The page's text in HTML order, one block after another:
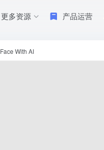
更多资源 产品运营
With AI
的换脸操作。用户可以上传源图